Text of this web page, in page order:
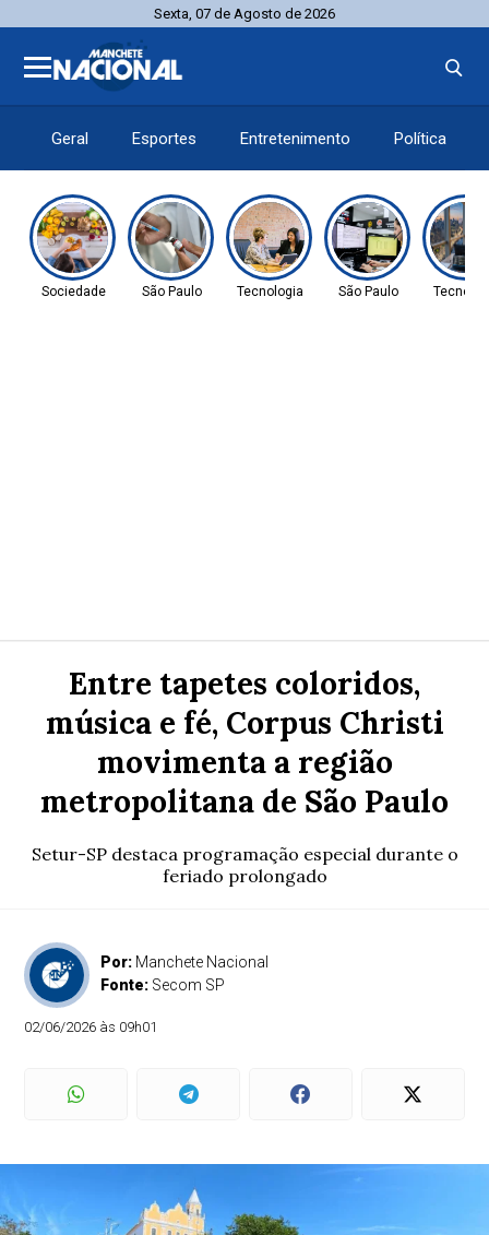
Sexta, 07 de Agosto de 2026
Geral Esportes Entretenimento Política
Sociedade São Paulo Tecnologia São Paulo
Entre tapetes coloridos,
música e fé, Corpus Christi
movimenta a região
metropolitana de São Paulo
Setur-SP destaca programação especial durante o
feriado prolongado
Por: Manchete Nacional
Fonte: Secom SP
02/06/2026 às 09h01